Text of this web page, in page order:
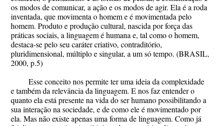
os modos de comunicar, a ação e os modos de agir. Ela é a roda
inventada, que movimenta o homem e é movimentada pelo
homem. Produto e produção cultural, nascida por força das
práticas sociais, a linguagem é humana e, tal como o homem,
destaca-se pelo seu caráter criativo, contraditório,
pluridimensional, múltiplo e singular, a um só tempo. (BRASIL,
2000, p.5)
Esse conceito nos permite ter uma ideia da complexidade
e também da relevância da linguagem. E nos faz entender o
quanto ela está presente na vida do ser humano possibilitando a
sua interação na sociedade, e de como ele é movimentado por
ela. Mas não existe apenas uma forma de linguagem. Como já